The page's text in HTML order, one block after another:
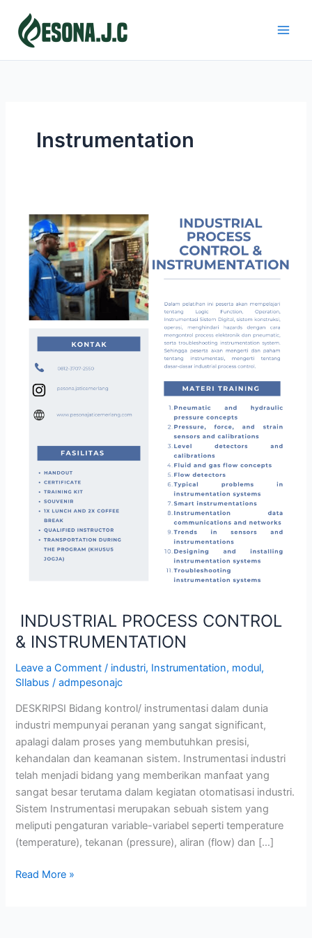
content
Instrumentation
INDUSTRIAL PROCESS CONTROL
& INSTRUMENTATION
Leave a Comment / industri, Instrumentation, modul,
SIlabus /admpesonajc
DESKRIPSI Bidang kontrol/ instrumentasi dalam dunia
industri mempunyai peranan yang sangat significant,
apalagi dalam proses yang membutuhkan presisi,
kehandalan dan keamanan sistem. Instrumentasi industri
telah menjadi bidang yang memberikan manfaat yang
sangat besar terutama dalam kegiatan otomatisasi industri.
Sistem Instrumentasi merupakan sebuah sistem yang
meliputi pengaturan variable-variabel seperti temperature
(temperature), tekanan (pressure), aliran (flow) dan […]
PROCESS
CONTROL
INSTRUMENTATION
Read More »